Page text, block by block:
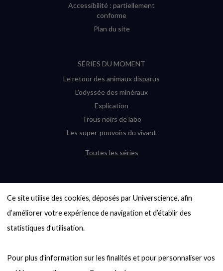
Ce site utilise des cookies, déposés par Universcience, afin
d’améliorer votre expérience de navigation et d’établir des
statistiques d’utilisation.
Pour plus d’information sur les finalités et pour personnaliser vos
Accessibilité : partiellement
conforme
Plan du site
SÉRIES DU MOMENT
Le retour des animaux disparus
L’odyssée des minéraux
Explication
Trous noirs de labo
Les super-pouvoirs du vivant
Toutes les séries
6000 exoplanètes, et pas de « Terre »
en vue ?
Quel avenir pour les cryptos ?
Entre mathématiques et politique : la